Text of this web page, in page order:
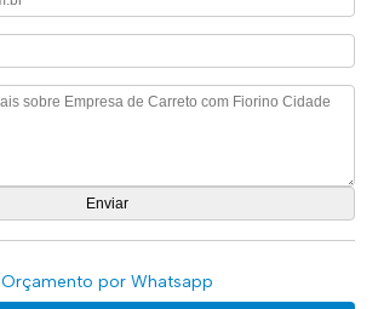
Orçamento por Whatsapp